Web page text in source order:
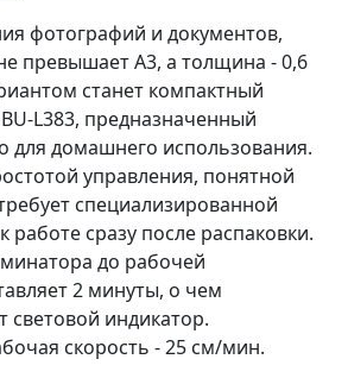
фотографий и документов,
превышает А3, а толщина - 0,6
станет компактный
L383, предназначенный
для домашнего использования.
управления, понятной
специализированной
работе сразу после распаковки.
до рабочей
2 минуты, о чем
световой индикатор.
скорость - 25 см/мин.